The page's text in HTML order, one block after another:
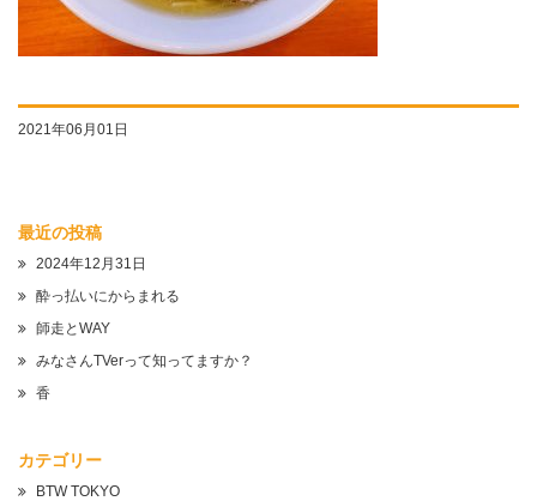
2021年06月01日
最近の投稿
2024年12月31日
酔っ払いにからまれる
師走とWAY
みなさんTVerって知ってますか？
香
カテゴリー
BTW TOKYO